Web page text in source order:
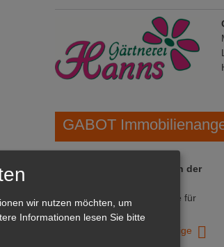
GABOT
1A-Lage, ihre Chance in der
Repräsentative Immobilie für
IHREN Betrieb!
zur Anzeige
wir nutzen möchten, um
Informationen lesen Sie bitte